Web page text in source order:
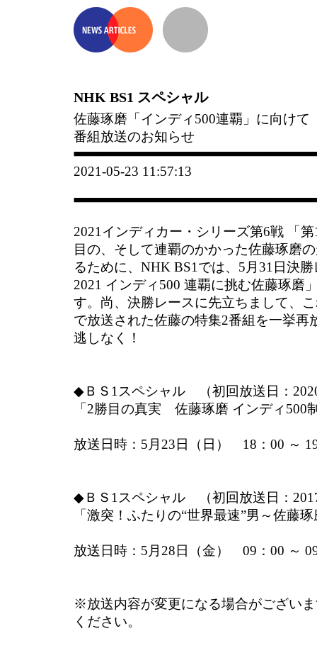
NHK BS1 スペシャル
佐藤琢磨「インディ500連覇」に向けて
番組放送のお知らせ
2021-05-23 11:57:13
2021インディカー・シリーズ第6戦 「
目の、そして連覇のかかった佐藤琢磨
るために、NHK BS1では、5月31日決
2021 インディ500 連覇に挑む佐藤琢磨
す。尚、決勝レースに先立ちまして、
で放送された佐藤の特集2番組を一挙再
逃しなく！
◆ＢＳ1スペシャル （初回放送日：
「2勝目の真実 佐藤琢磨 インディ500
放送日時：5月23日（日） 18：00 ～
◆ＢＳ1スペシャル （初回放送日：
「激突！ふたりの“世界最速”男～佐藤
放送日時：5月28日（金） 09：00 ～
※放送内容が変更になる場合がござい
ください。